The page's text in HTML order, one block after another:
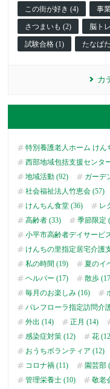
この街が好き (4) 事
さつまいも (2) 脳ト
試験合格 (1) たなば
カ
特別養護老人ホーム けん
西部地域包括支援センタ
地域活動 (92)
ガーデ
社会福祉法人竹恵会 (57)
けんちん食堂 (36)
レ
高齢者 (33)
季節限定
小平市高齢者デイサービ
けんちの里指定居宅介護
私の時間 (19)
夏のイ
ヘルパー (17)
散歩
毎月のお楽しみ (16)
パレフローラ指定訪問介
外出 (14)
正月 (14)
感染症対策 (12)
花
おうちボランティア (12)
コロナ禍 (11)
園芸部
管理栄養士 (10)
敬老